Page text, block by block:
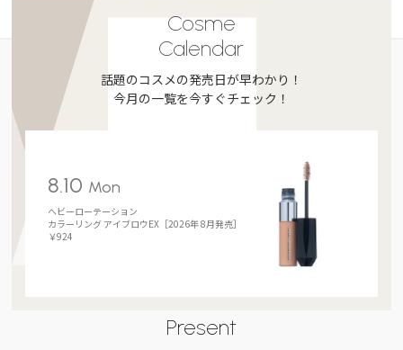
Cosme
Calendar
話題のコスメの発売日が早わかり！
今月の一覧を今すぐチェック！
8.10 Mon
ヘビーローテーション
カラーリング アイブロウEX［2026年 8月発売］
￥924
Present